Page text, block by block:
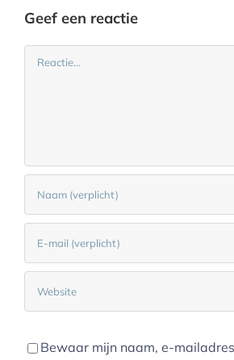
Geef een reactie
Reactie
Bewaar mijn naam, e-